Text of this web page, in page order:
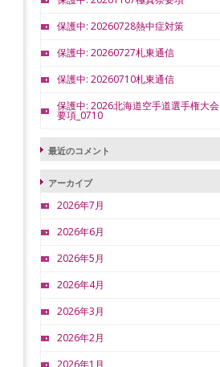
保護中: 20260728熱中症対策
保護中: 20260727札東通信
保護中: 20260710札東通信
保護中: 2026北海道空手道選手権大会
要項_0710
最近のコメント
アーカイブ
2026年7月
2026年6月
2026年5月
2026年4月
2026年3月
2026年2月
2026年1月